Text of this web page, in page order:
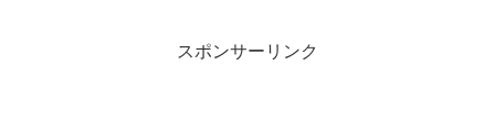
スポンサーリンク